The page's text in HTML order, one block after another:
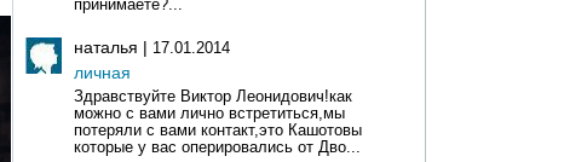
принимаете?...
наталья | 17.01.2014
личная
Здравствуйте Виктор Леонидович!как
можно с вами лично встретиться,мы
потеряли с вами контакт,это Кашотовы
которые у вас оперировались от Дво...